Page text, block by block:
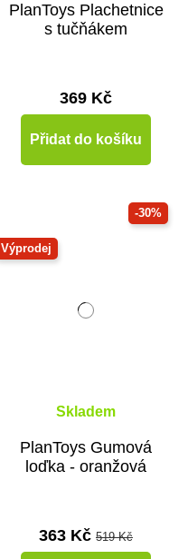
PlanToys Plachetnice
s tučňákem
369 Kč
Přidat do košíku
-30%
Výprodej
Skladem
PlanToys Gumová
loďka - oranžová
363 Kč 519 Kč